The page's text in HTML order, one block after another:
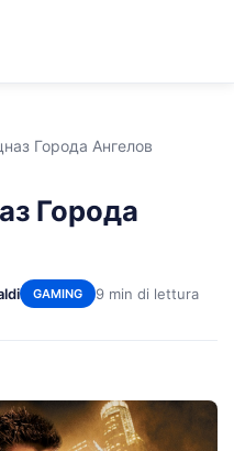
Города Ангелов
Города
GAMING 9 min di lettura